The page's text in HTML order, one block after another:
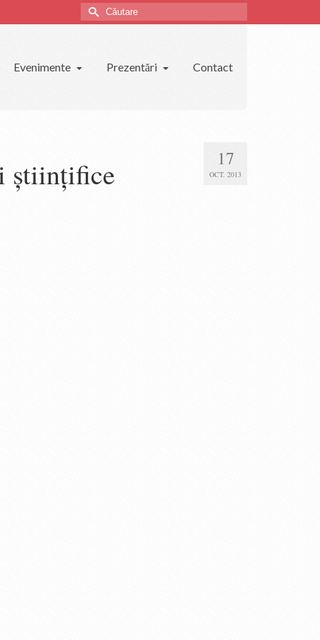
Căutare
Evenimente Prezentări Contact
17
OCT. 2013
ştiinţifice